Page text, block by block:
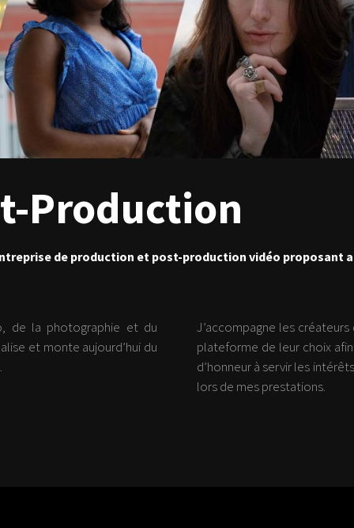
Production
entreprise de production et post-production vidéo
de la photographie et du
et monte aujourd’hui du
J’accompagne les
plateforme de leur choix
d’honneur à servir les
lors de mes prestations.